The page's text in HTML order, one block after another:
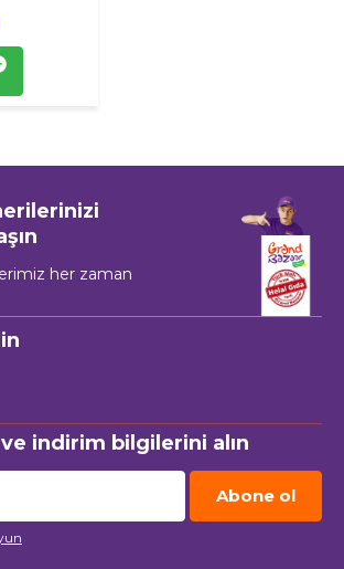
her zaman
indirim bilgilerini alın
Abone ol